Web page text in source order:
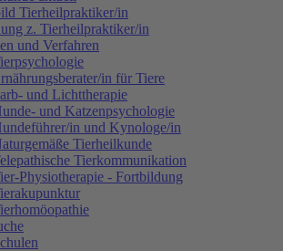
Tierheilpraktiker/in
z. Tierheilpraktiker/in
und Verfahren
in für Tiere
und Lichttherapie
und Katzenpsychologie
in und Kynologe/in
Tierheilkunde
Tierkommunikation
Physiotherapie - Fortbildung